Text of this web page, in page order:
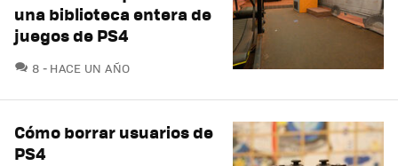
una biblioteca entera de
juegos de PS4
8 COMENTARIOS
HACE UN AÑO
Cómo borrar usuarios de
PS4